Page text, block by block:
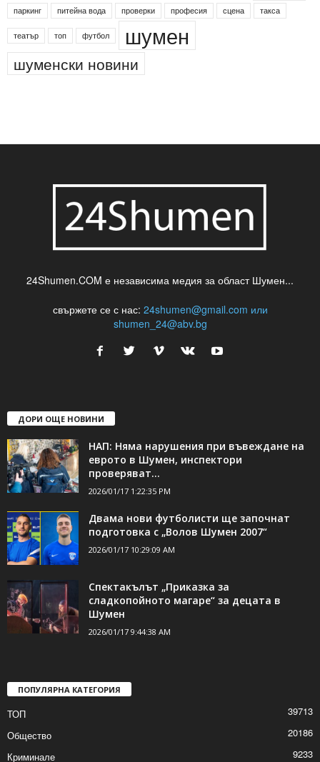
паркинг питейна вода проверки професия сцена такса
театър топ футбол шумен
шуменски новини
24Shumen.COM е независима медия за област Шумен...
свържете се с нас: 24shumen@gmail.com или
shumen_24@abv.bg
ДОРИ ОЩЕ НОВИНИ
НАП: Няма нарушения при въвеждане на
еврото в Шумен, инспектори
проверяват...
2026/01/17 1:22:35 PM
Двама нови футболисти ще започнат
подготовка с „Волов Шумен 2007“
2026/01/17 10:29:09 AM
Спектакълът „Приказка за
сладкопойното магаре“ за децата в
Шумен
2026/01/17 9:44:38 AM
ПОПУЛЯРНА КАТЕГОРИЯ
ТОП
39713
Общество
20186
Криминале
9233